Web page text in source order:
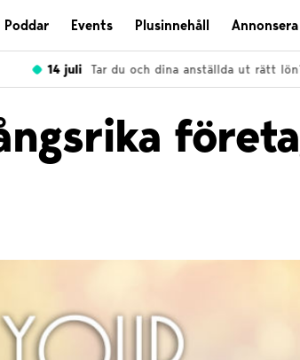
Poddar Events Plusinnehåll Annonsera
14 juli Tar du och dina anställda ut rätt lön?